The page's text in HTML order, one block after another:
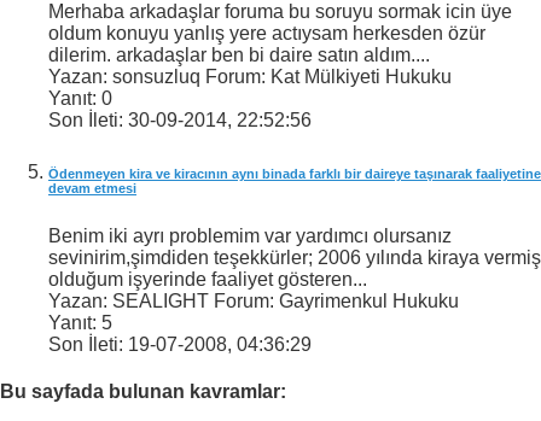
Merhaba arkadaşlar foruma bu soruyu sormak icin üye
oldum konuyu yanlış yere actıysam herkesden özür
dilerim. arkadaşlar ben bi daire satın aldım....
Yazan: sonsuzluq Forum: Kat Mülkiyeti Hukuku
Yanıt: 0
Son İleti: 30-09-2014, 22:52:56
Ödenmeyen kira ve kiracının aynı binada farklı bir daireye taşınarak faaliyetine
devam etmesi
Benim iki ayrı problemim var yardımcı olursanız
sevinirim,şimdiden teşekkürler; 2006 yılında kiraya vermiş
olduğum işyerinde faaliyet gösteren...
Yazan: SEALIGHT Forum: Gayrimenkul Hukuku
Yanıt: 5
Son İleti: 19-07-2008, 04:36:29
Bu sayfada bulunan kavramlar: